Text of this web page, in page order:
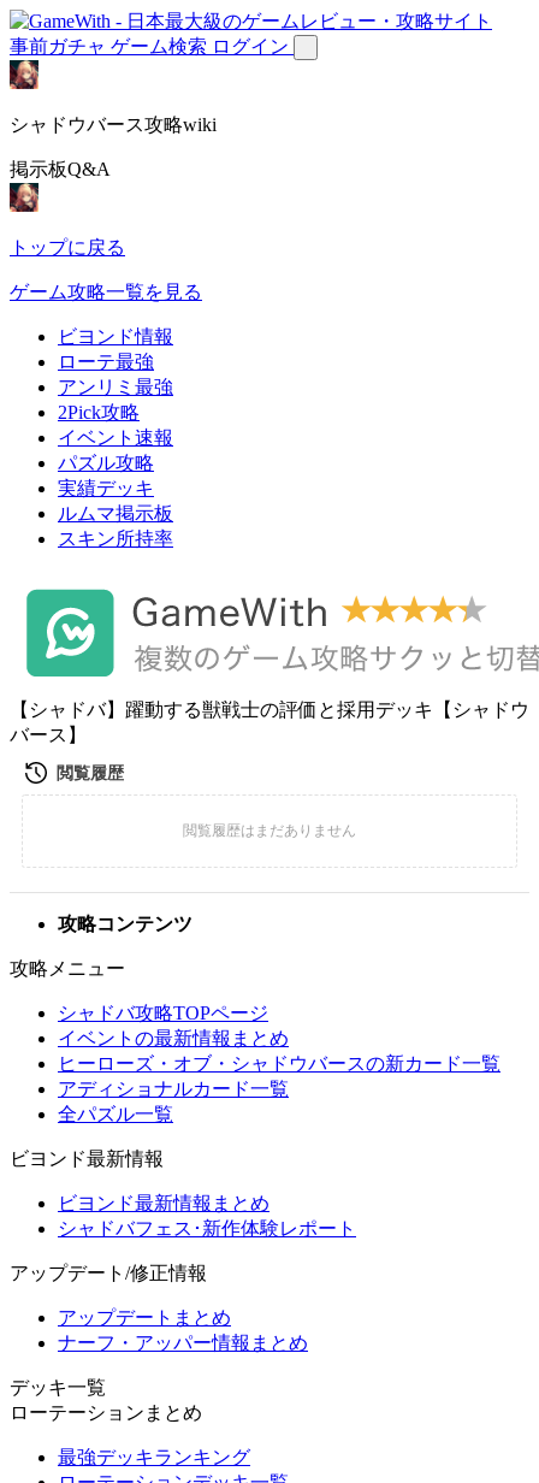
事前ガチャ ゲーム検索 ログイン
シャドウバース攻略wiki
掲示板Q&A
トップに戻る
ゲーム攻略一覧を見る
ビヨンド情報
ローテ最強
アンリミ最強
2Pick攻略
イベント速報
パズル攻略
実績デッキ
ルムマ掲示板
スキン所持率
【シャドバ】躍動する獣戦士の評価と採用デッキ【シャドウ
バース】
攻略コンテンツ
攻略メニュー
シャドバ攻略TOPページ
イベントの最新情報まとめ
ヒーローズ・オブ・シャドウバースの新カード一覧
アディショナルカード一覧
全パズル一覧
ビヨンド最新情報
ビヨンド最新情報まとめ
シャドバフェス･新作体験レポート
アップデート/修正情報
アップデートまとめ
ナーフ・アッパー情報まとめ
デッキ一覧
ローテーションまとめ
最強デッキランキング